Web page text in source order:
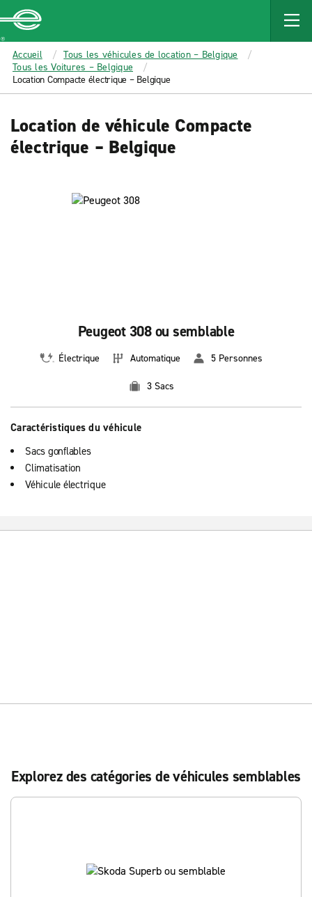
MAIN
CONTENT
Enterprise
Accueil
Tous les véhicules de location – Belgique
Tous les Voitures – Belgique
Location Compacte électrique – Belgique
Location de véhicule Compacte
électrique – Belgique
Peugeot 308 ou semblable
Électrique Automatique 5 Personnes
3 Sacs
Caractéristiques du véhicule
Sacs gonflables
Climatisation
Véhicule électrique
Explorez des catégories de véhicules semblables